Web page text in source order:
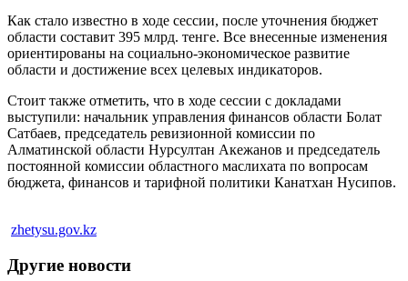
Как стало известно в ходе сессии, после уточнения бюджет
области составит 395 млрд. тенге. Все внесенные изменения
ориентированы на социально-экономическое развитие
области и достижение всех целевых индикаторов.
Стоит также отметить, что в ходе сессии с докладами
выступили: начальник управления финансов области Болат
Сатбаев, председатель ревизионной комиссии по
Алматинской области Нурсултан Акежанов и председатель
постоянной комиссии областного маслихата по вопросам
бюджета, финансов и тарифной политики Канатхан Нусипов.
zhetysu.gov.kz
Другие новости